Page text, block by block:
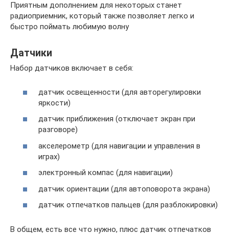
Приятным дополнением для некоторых станет
радиоприемник, который также позволяет легко и
быстро поймать любимую волну
Датчики
Набор датчиков включает в себя:
датчик освещенности (для авторегулировки
яркости)
датчик приближения (отключает экран при
разговоре)
акселерометр (для навигации и управления в
играх)
электронный компас (для навигации)
датчик ориентации (для автоповорота экрана)
датчик отпечатков пальцев (для разблокировки)
В общем, есть все что нужно, плюс датчик отпечатков